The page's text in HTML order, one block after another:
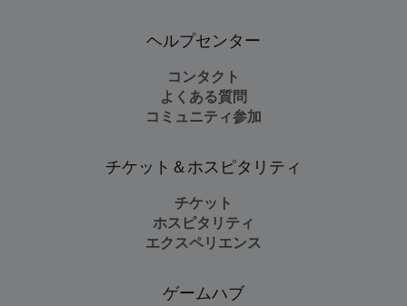
ヘルプセンター
コンタクト
よくある質問
コミュニティ参加
チケット＆ホスピタリティ
チケット
ホスピタリティ
エクスペリエンス
ゲームハブ